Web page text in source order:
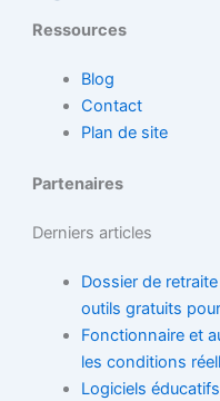
Ressources
Blog
Contact
Plan de site
Partenaires
Derniers articles
Dossier de
outils gratuits
Fonctionnaire et
les conditions
Logiciels